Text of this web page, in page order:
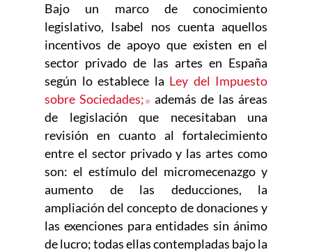
Bajo un marco de conocimiento
legislativo, Isabel nos cuenta aquellos
incentivos de apoyo que existen en el
sector privado de las artes en España
según lo establece la Ley del Impuesto
sobre Sociedades;
Abre en nueva ventana
además de las áreas
de legislación que necesitaban una
revisión en cuanto al fortalecimiento
entre el sector privado y las artes como
son: el estímulo del micromecenazgo y
aumento de las deducciones, la
ampliación del concepto de donaciones y
las exenciones para entidades sin ánimo
de lucro; todas ellas contempladas bajo la